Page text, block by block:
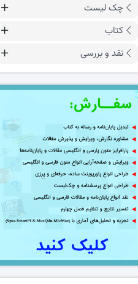
چک لیست
کتاب
نقد و بررسی